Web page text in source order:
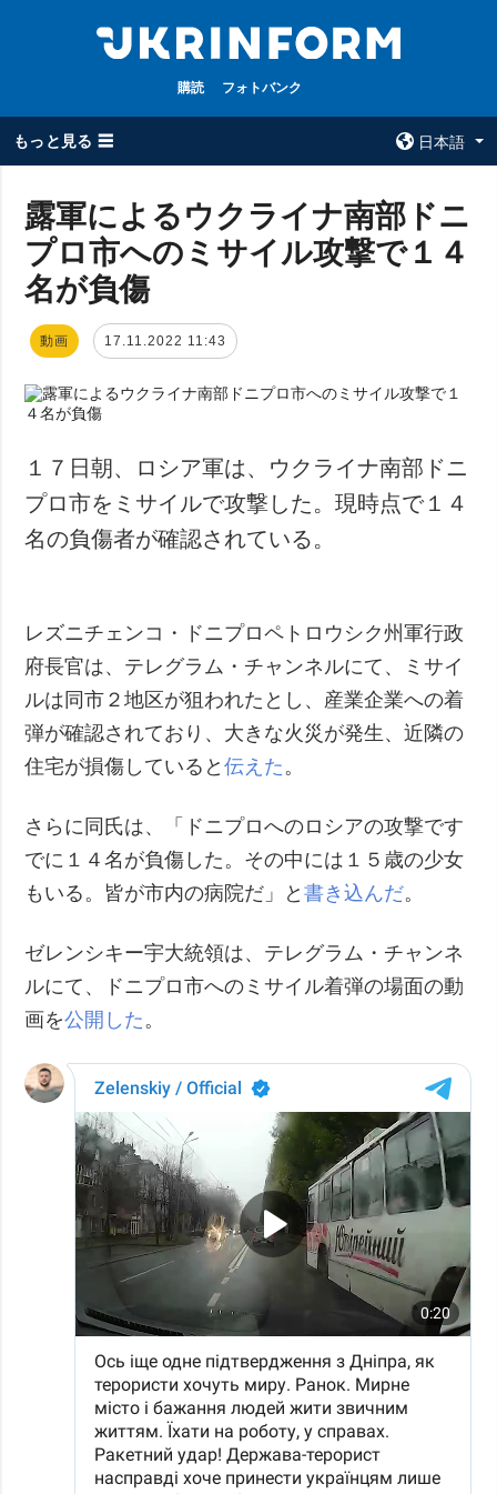
購読 フォトバンク
もっと見る ☰
日本語
全てのトピック
戦争
政治
経済・復興
防衛
社会・文化
スポーツ
犯罪
ウクルインフォ
ルム
特集
インタビュー
写真
動画
購読
フォトバンク
露軍によるウクライナ南部ドニ
プロ市へのミサイル攻撃で１４
名が負傷
動画 17.11.2022 11:43
１７日朝、ロシア軍は、ウクライナ南部ドニ
プロ市をミサイルで攻撃した。現時点で１４
名の負傷者が確認されている。
レズニチェンコ・ドニプロペトロウシク州軍行政
府長官は、テレグラム・チャンネルにて、ミサイ
ルは同市２地区が狙われたとし、産業企業への着
弾が確認されており、大きな火災が発生、近隣の
住宅が損傷していると伝えた 。
さらに同氏は、「ドニプロへのロシアの攻撃です
でに１４名が負傷した。その中には１５歳の少女
もいる。皆が市内の病院だ」と書き込んだ。
ゼレンシキー宇大統領は、テレグラム・チャンネ
ルにて、ドニプロ市へのミサイル着弾の場面の動
画を公開した 。